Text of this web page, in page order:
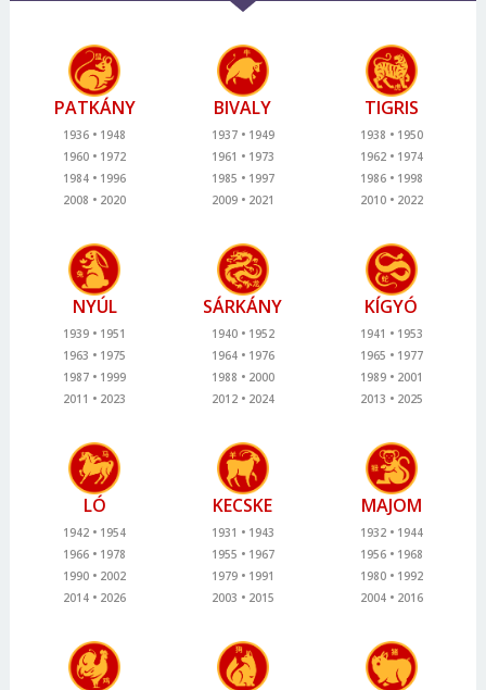
PATKÁNY
1936
1948
1960
1972
1984
1996
2008
2020
BIVALY
1937
1949
1961
1973
1985
1997
2009
2021
TIGRIS
1938
1950
1962
1974
1986
1998
2010
2022
NYÚL
1939
1951
1963
1975
1987
1999
2011
2023
SÁRKÁNY
1940
1952
1964
1976
1988
2000
2012
2024
KÍGYÓ
1941
1953
1965
1977
1989
2001
2013
2025
LÓ
1942
1954
1966
1978
1990
2002
2014
2026
KECSKE
1931
1943
1955
1967
1979
1991
2003
2015
MAJOM
1932
1944
1956
1968
1980
1992
2004
2016